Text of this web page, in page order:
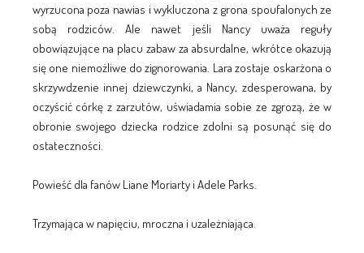
wyrzucona poza nawias i wykluczona z grona spoufalonych ze
sobą rodziców. Ale nawet jeśli Nancy uważa reguły
obowiązujące na placu zabaw za absurdalne, wkrótce okazują
się one niemożliwe do zignorowania. Lara zostaje oskarżona o
skrzywdzenie innej dziewczynki, a Nancy, zdesperowana, by
oczyścić córkę z zarzutów, uświadamia sobie ze zgrozą, że w
obronie swojego dziecka rodzice zdolni są posunąć się do
ostateczności.
Powieść dla fanów Liane Moriarty i Adele Parks.
Trzymająca w napięciu, mroczna i uzależniająca.